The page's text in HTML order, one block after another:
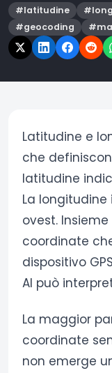
#latitudine #
#geocoding #
Latitudine e
che
latitudine
La
ovest.
coordinate
dispositivo
AI può
La maggior
coordinate
non emerge